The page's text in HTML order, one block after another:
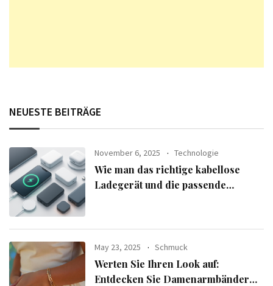
NEUESTE BEITRÄGE
November 6, 2025 Technologie
Wie man das richtige kabellose
Ladegerät und die passende
May 23, 2025 Schmuck
Werten Sie Ihren Look auf:
Entdecken Sie Damenarmbänder